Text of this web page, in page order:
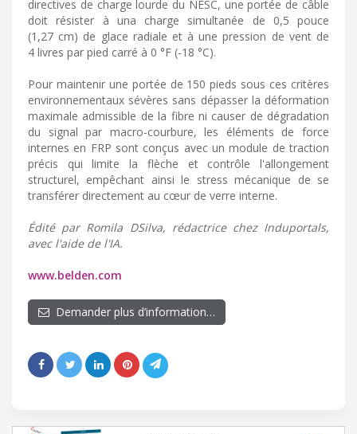
directives de charge lourde du NESC, une portée de câble
doit résister à una charge simultanée de 0,5 pouce
(1,27 cm) de glace radiale et à une pression de vent de
4 livres par pied carré à 0 °F (-18 °C).
Pour maintenir une portée de 150 pieds sous ces critères
environnementaux sévères sans dépasser la déformation
maximale admissible de la fibre ni causer de dégradation
du signal par macro-courbure, les éléments de force
internes en FRP sont conçus avec un module de traction
précis qui limite la flèche et contrôle l'allongement
structurel, empêchant ainsi le stress mécanique de se
transférer directement au cœur de verre interne.
Édité par Romila DSilva, rédactrice chez Induportals,
avec l'aide de l'IA.
www.belden.com
Demander plus d’information…